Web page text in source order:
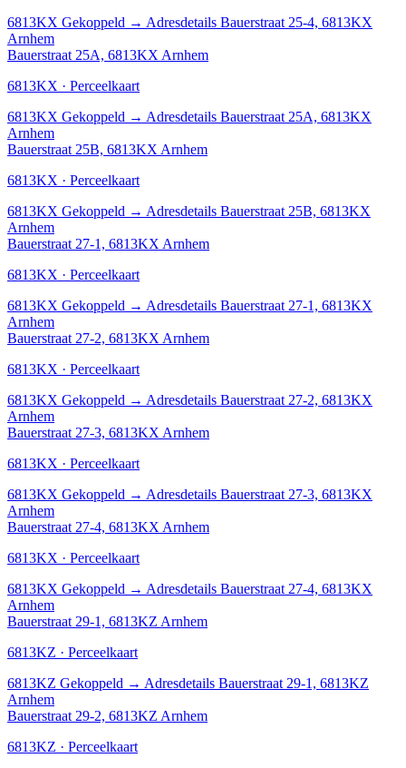
6813KX Gekoppeld → Adresdetails Bauerstraat 25-4, 6813KX
Arnhem
Bauerstraat 25A, 6813KX Arnhem
6813KX · Perceelkaart
6813KX Gekoppeld → Adresdetails Bauerstraat 25A, 6813KX
Arnhem
Bauerstraat 25B, 6813KX Arnhem
6813KX · Perceelkaart
6813KX Gekoppeld → Adresdetails Bauerstraat 25B, 6813KX
Arnhem
Bauerstraat 27-1, 6813KX Arnhem
6813KX · Perceelkaart
6813KX Gekoppeld → Adresdetails Bauerstraat 27-1, 6813KX
Arnhem
Bauerstraat 27-2, 6813KX Arnhem
6813KX · Perceelkaart
6813KX Gekoppeld → Adresdetails Bauerstraat 27-2, 6813KX
Arnhem
Bauerstraat 27-3, 6813KX Arnhem
6813KX · Perceelkaart
6813KX Gekoppeld → Adresdetails Bauerstraat 27-3, 6813KX
Arnhem
Bauerstraat 27-4, 6813KX Arnhem
6813KX · Perceelkaart
6813KX Gekoppeld → Adresdetails Bauerstraat 27-4, 6813KX
Arnhem
Bauerstraat 29-1, 6813KZ Arnhem
6813KZ · Perceelkaart
6813KZ Gekoppeld → Adresdetails Bauerstraat 29-1, 6813KZ
Arnhem
Bauerstraat 29-2, 6813KZ Arnhem
6813KZ · Perceelkaart